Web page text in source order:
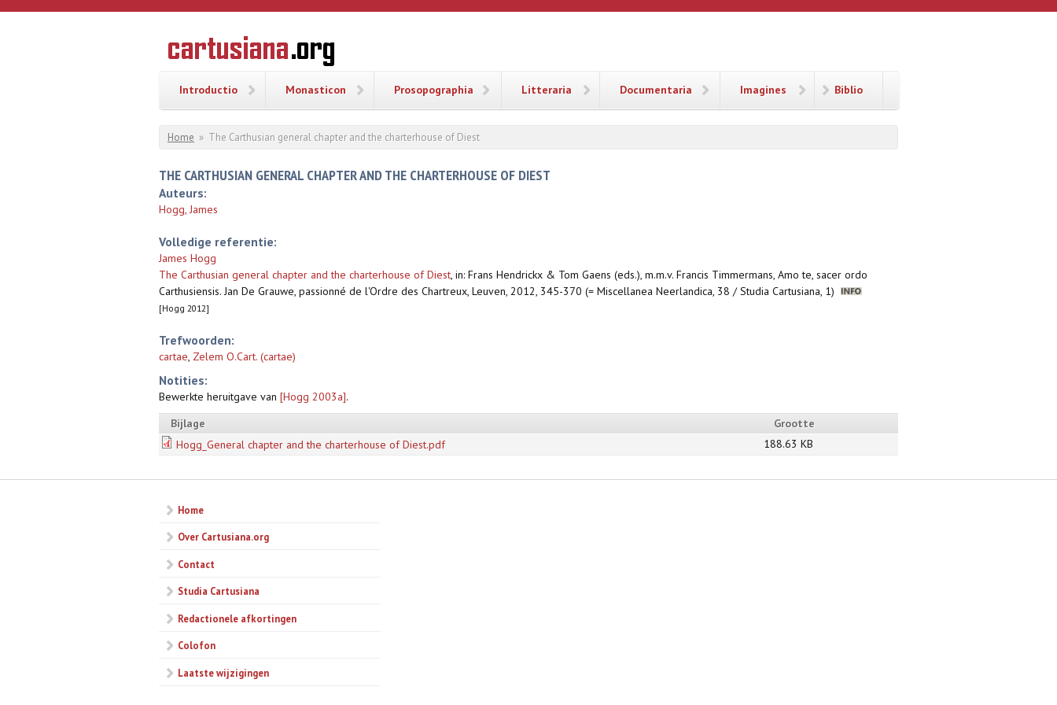
Overslaan en naar de inhoud gaan
CARTUSIANA
Geschiedenis
van de
Introductio Monasticon Prosopographia Litteraria Documentaria Imagines Biblio
U bent hier
Home » The Carthusian general chapter and the charterhouse of Diest
THE CARTHUSIAN GENERAL CHAPTER AND THE CHARTERHOUSE OF DIEST
Auteurs:
Hogg, James
Volledige referentie:
James Hogg
The Carthusian general chapter and the charterhouse of Diest, in: Frans Hendrickx & Tom Gaens (eds.), m.m.v. Francis Timmermans, Amo te, sacer ordo
Carthusiensis. Jan De Grauwe, passionné de l'Ordre des Chartreux, Leuven, 2012, 345-370 (= Miscellanea Neerlandica, 38 / Studia Cartusiana, 1)
[Hogg 2012]
Trefwoorden:
cartae, Zelem O.Cart. (cartae)
Notities:
Bewerkte heruitgave van [Hogg 2003a].
Bijlage
Grootte
Hogg_General chapter and the charterhouse of Diest.pdf
188.63 KB
Home
Over Cartusiana.org
Contact
Studia Cartusiana
Redactionele afkortingen
Colofon
Laatste wijzigingen